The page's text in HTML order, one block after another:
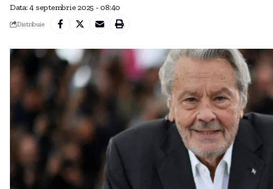
Data: 4 septembrie 2025 - 08:40
Distribuie